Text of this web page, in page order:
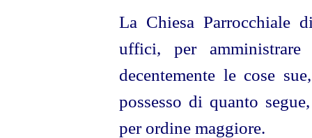
La Chiesa Parrocchiale
uffici, per
decentemente le cose
possesso di quanto
per ordine maggiore.